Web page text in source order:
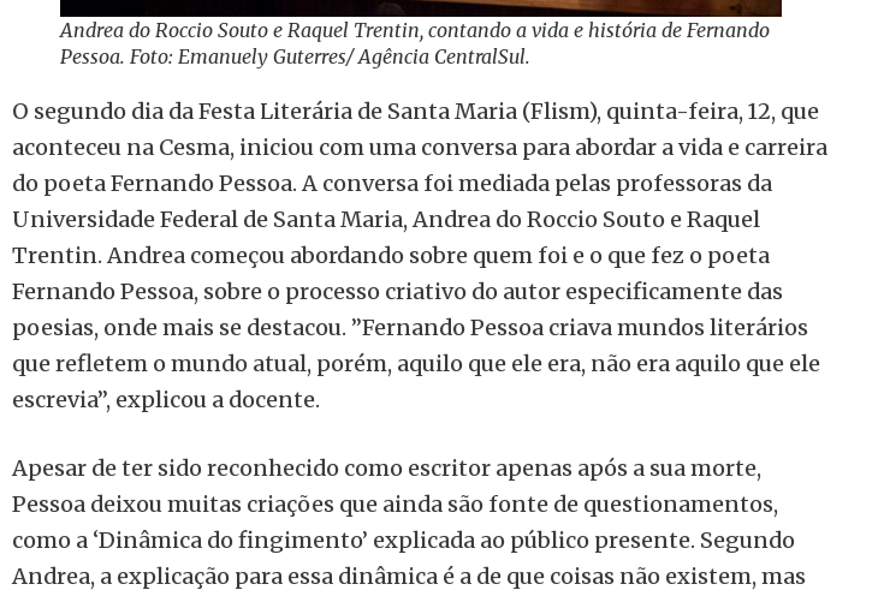
Andrea do Roccio Souto e Raquel Trentin, contando a vida e história de Fernando
Pessoa. Foto: Emanuely Guterres/ Agência CentralSul.
O segundo dia da Festa Literária de Santa Maria (Flism), quinta-feira, 12, que
aconteceu na Cesma, iniciou com uma conversa para abordar a vida e carreira
do poeta Fernando Pessoa. A conversa foi mediada pelas professoras da
Universidade Federal de Santa Maria, Andrea do Roccio Souto e Raquel
Trentin. Andrea começou abordando sobre quem foi e o que fez o poeta
Fernando Pessoa, sobre o processo criativo do autor especificamente das
poesias, onde mais se destacou. ”Fernando Pessoa criava mundos literários
que refletem o mundo atual, porém, aquilo que ele era, não era aquilo que ele
escrevia”, explicou a docente.
Apesar de ter sido reconhecido como escritor apenas após a sua morte,
Pessoa deixou muitas criações que ainda são fonte de questionamentos,
como a ‘Dinâmica do fingimento’ explicada ao público presente. Segundo
Andrea, a explicação para essa dinâmica é a de que coisas não existem, mas